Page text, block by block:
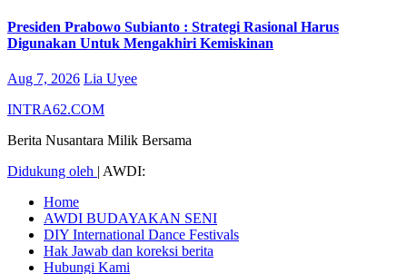
Presiden Prabowo Subianto : Strategi Rasional Harus
Digunakan Untuk Mengakhiri Kemiskinan
Aug 7, 2026 Lia Uyee
INTRA62.COM
Berita Nusantara Milik Bersama
Didukung oleh | AWDI:
Home
AWDI BUDAYAKAN SENI
DIY International Dance Festivals
Hak Jawab dan koreksi berita
Hubungi Kami